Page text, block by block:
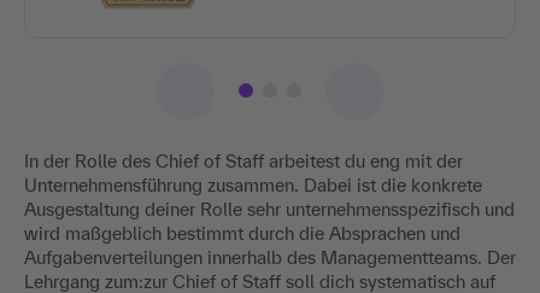
In der Rolle des Chief of Staff arbeitest du eng mit der
Unternehmensführung zusammen. Dabei ist die konkrete
Ausgestaltung deiner Rolle sehr unternehmensspezifisch und
wird maßgeblich bestimmt durch die Absprachen und
Aufgabenverteilungen innerhalb des Managementteams. Der
Lehrgang zum:zur Chief of Staff soll dich systematisch auf